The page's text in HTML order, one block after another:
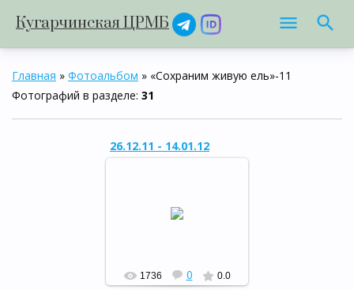
Кугарчинская ЦРМБ
Главная » Фотоальбом » «Сохраним живую ель»-11
Фотографий в разделе: 31
26.12.11 - 14.01.12
«Сохраним живую ель»
1736 0 0.0